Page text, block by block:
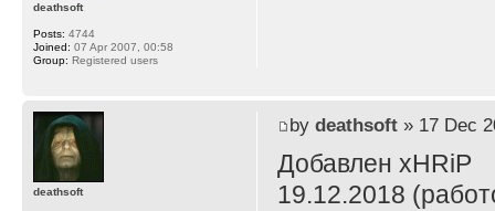
deathsoft
Posts: 4744
Joined: 07 Apr 2007, 00:58
Group: Registered users
by deathsoft» 17 Dec
Добавлен xHRiP
19.12.2018
deathsoft